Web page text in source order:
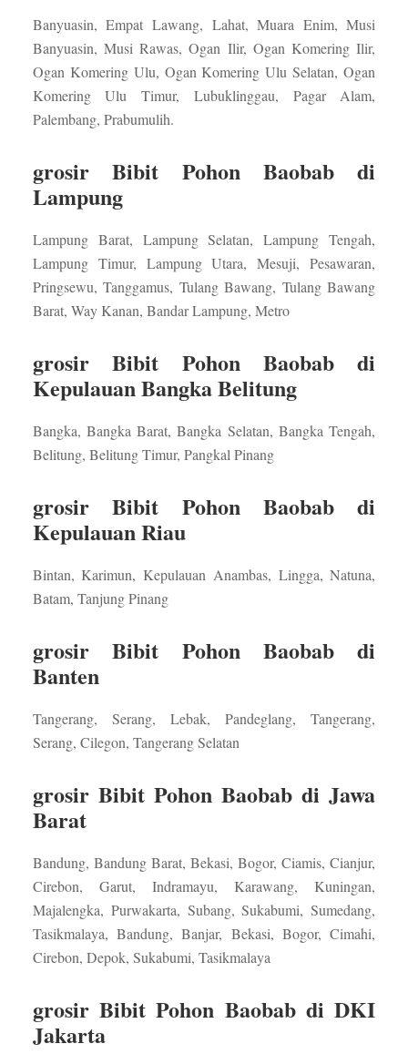
Banyuasin, Empat Lawang, Lahat, Muara Enim, Musi
Banyuasin, Musi Rawas, Ogan Ilir, Ogan Komering Ilir,
Ogan Komering Ulu, Ogan Komering Ulu Selatan, Ogan
Komering Ulu Timur, Lubuklinggau, Pagar Alam,
Palembang, Prabumulih.
grosir Bibit Pohon Baobab di
Lampung
Lampung Barat, Lampung Selatan, Lampung Tengah,
Lampung Timur, Lampung Utara, Mesuji, Pesawaran,
Pringsewu, Tanggamus, Tulang Bawang, Tulang Bawang
Barat, Way Kanan, Bandar Lampung, Metro
grosir Bibit Pohon Baobab di
Kepulauan Bangka Belitung
Bangka, Bangka Barat, Bangka Selatan, Bangka Tengah,
Belitung, Belitung Timur, Pangkal Pinang
grosir Bibit Pohon Baobab di
Kepulauan Riau
Bintan, Karimun, Kepulauan Anambas, Lingga, Natuna,
Batam, Tanjung Pinang
grosir Bibit Pohon Baobab di
Banten
Tangerang, Serang, Lebak, Pandeglang, Tangerang,
Serang, Cilegon, Tangerang Selatan
grosir Bibit Pohon Baobab di Jawa
Barat
Bandung, Bandung Barat, Bekasi, Bogor, Ciamis, Cianjur,
Cirebon, Garut, Indramayu, Karawang, Kuningan,
Majalengka, Purwakarta, Subang, Sukabumi, Sumedang,
Tasikmalaya, Bandung, Banjar, Bekasi, Bogor, Cimahi,
Cirebon, Depok, Sukabumi, Tasikmalaya
grosir Bibit Pohon Baobab di DKI
Jakarta